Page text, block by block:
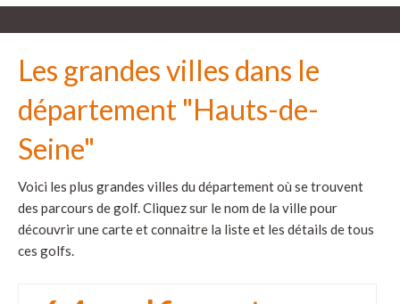
Les grandes villes dans le
département "Hauts-de-
Seine"
Voici les plus grandes villes du département où se trouvent
des parcours de golf. Cliquez sur le nom de la ville pour
découvrir une carte et connaitre la liste et les détails de tous
ces golfs.